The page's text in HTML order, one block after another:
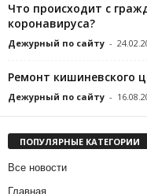
Что происходит с
коронавируса?
Дежурный по сайту -
Ремонт кишиневского
Дежурный по сайту -
ПОПУЛЯРНЫЕ КАТЕГОРИИ
Все новости
Главная